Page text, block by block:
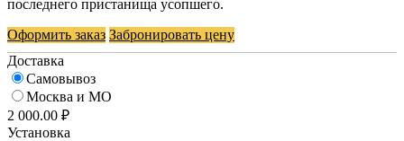
последнего пристанища усопшего.
Оформить заказ Забронировать цену
Доставка
Самовывоз
Москва и МО
2 000.00 ₽
Установка